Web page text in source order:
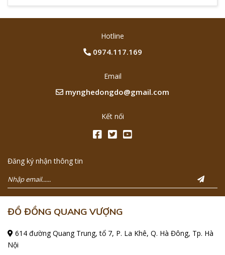
Hotline
0974.117.169
Email
mynghedongdo@gmail.com
Kết nối
Đăng ký nhận thông tin
ĐỒ ĐỒNG QUANG VƯỢNG
614 đường Quang Trung, tổ 7, P. La Khê, Q. Hà Đông, Tp. Hà
Nội